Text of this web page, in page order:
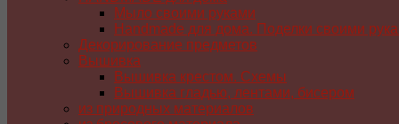
Мыло своими руками
Handmade для дома. Поделки своими
Декорирование предметов
Вышивка
Вышивка крестом. Схемы
Вышивка гладью, лентами, бисером
из природных материалов